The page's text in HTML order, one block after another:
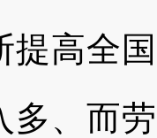
提高全
多、而